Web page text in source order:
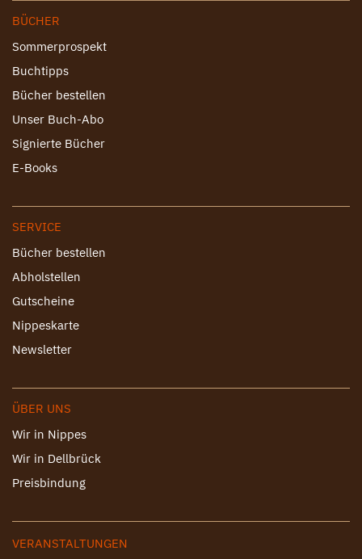
BÜCHER
Sommerprospekt
Buchtipps
Bücher bestellen
Unser Buch-Abo
Signierte Bücher
E-Books
SERVICE
Bücher bestellen
Abholstellen
Gutscheine
Nippeskarte
Newsletter
ÜBER UNS
Wir in Nippes
Wir in Dellbrück
Preisbindung
VERANSTALTUNGEN